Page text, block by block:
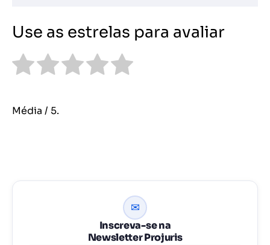
Use as estrelas para avaliar
Média / 5.
✉
Inscreva-se na
Newsletter Projuris